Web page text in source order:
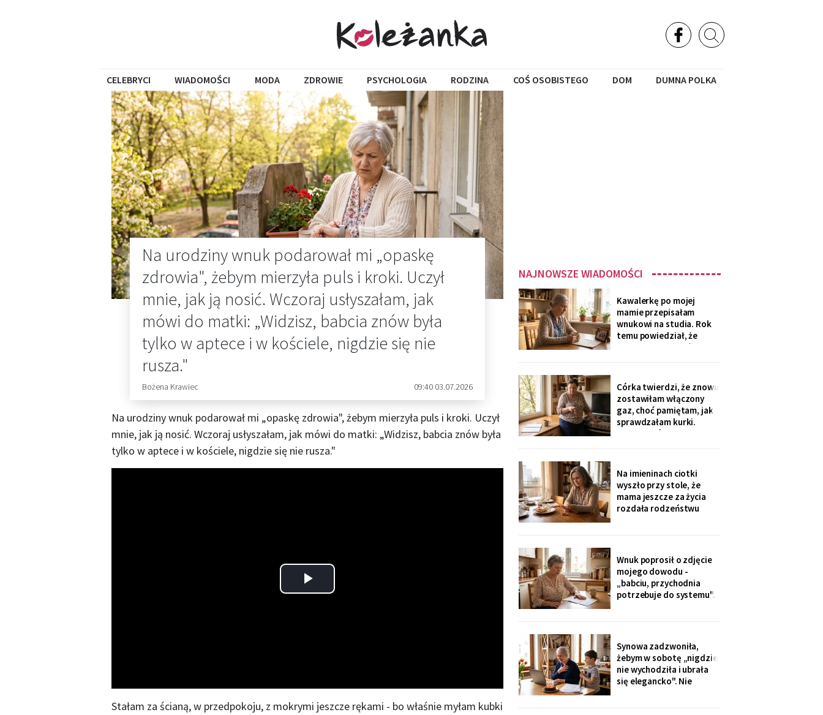
CELEBRYCI WIADOMOŚCI MODA ZDROWIE PSYCHOLOGIA RODZINA COŚ OSOBISTEGO DOM DUMNA POLKA
Na urodziny wnuk podarował mi „opaskę
zdrowia", żebym mierzyła puls i kroki. Uczył
mnie, jak ją nosić. Wczoraj usłyszałam, jak
mówi do matki: „Widzisz, babcia znów była
tylko w aptece i w kościele, nigdzie się nie
rusza."
Bożena Krawiec 09:40 03.07.2026
Na urodziny wnuk podarował mi „opaskę zdrowia", żebym mierzyła puls i kroki. Uczył
mnie, jak ją nosić. Wczoraj usłyszałam, jak mówi do matki: „Widzisz, babcia znów była
tylko w aptece i w kościele, nigdzie się nie rusza."
Play
Stałam za ścianą, w przedpokoju, z mokrymi jeszcze rękami - bo właśnie myłam kubki
NAJNOWSZE WIADOMOŚCI
Kawalerkę po mojej
mamie przepisałam
wnukowi na studia. Rok
temu powiedział, że
musiał ją sprzedać, „bo
spotkałam dawną
sąsiadkę stamtąd: „Co
weekend inni ludzie z
walizkami, klucze w
skrzynce na szyfr.
Córka twierdzi, że znowu
zostawiłam włączony
gaz, choć pamiętam, jak
sprawdzałam kurki.
Klucze, które „zgubiłam",
sąsiadka wspomniała, że
córka była u mnie we
wtorek - kiedy ja
siedziałam w przychodni.
Nigdy nie dawałam
Na imieninach ciotki
wyszło przy stole, że
mama jeszcze za życia
rozdała rodzeństwu
dostałam jej różaniec, po
pogrzebie, z szuflady.
Siostra wyjaśniła: „Ty i
tak zawsze byłaś
ustawiona."
Wnuk poprosił o zdjęcie
mojego dowodu -
„babciu, przychodnia
potrzebuje do systemu".
tysiące, na moje dane.
Wnuk płakał, że odda.
Córka na to: „tylko
nigdzie nie zgłaszaj,
chcesz mu zniszczyć
Synowa zadzwoniła,
żebym w sobotę „nigdzie
nie wychodziła i ubrała
się elegancko". Nie